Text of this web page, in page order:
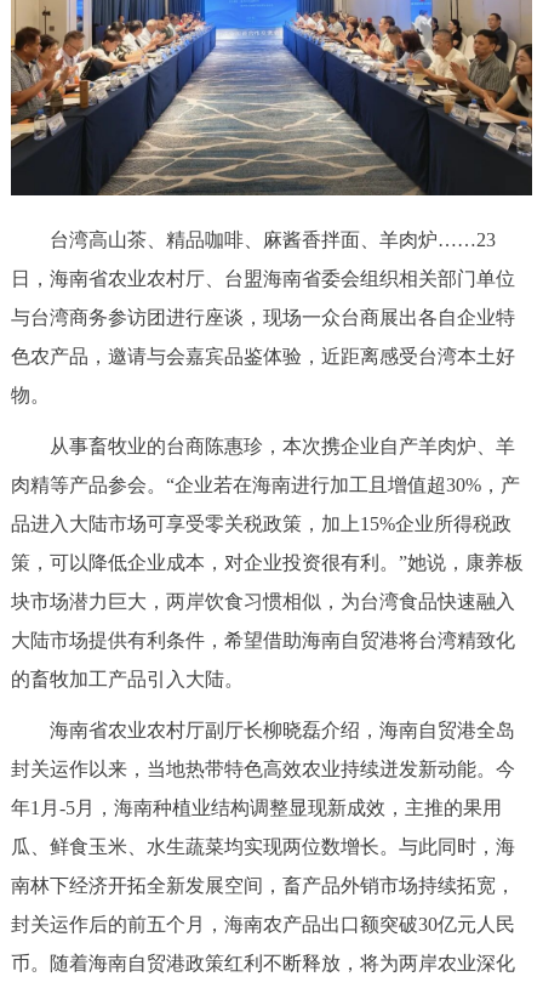
台湾高山茶、精品咖啡、麻酱香拌面、羊肉炉……23
日，海南省农业农村厅、台盟海南省委会组织相关部门单位
与台湾商务参访团进行座谈，现场一众台商展出各自企业特
色农产品，邀请与会嘉宾品鉴体验，近距离感受台湾本土好
物。
从事畜牧业的台商陈惠珍，本次携企业自产羊肉炉、羊
肉精等产品参会。“企业若在海南进行加工且增值超30%，产
品进入大陆市场可享受零关税政策，加上15%企业所得税政
策，可以降低企业成本，对企业投资很有利。”她说，康养板
块市场潜力巨大，两岸饮食习惯相似，为台湾食品快速融入
大陆市场提供有利条件，希望借助海南自贸港将台湾精致化
的畜牧加工产品引入大陆。
海南省农业农村厅副厅长柳晓磊介绍，海南自贸港全岛
封关运作以来，当地热带特色高效农业持续迸发新动能。今
年1月-5月，海南种植业结构调整显现新成效，主推的果用
瓜、鲜食玉米、水生蔬菜均实现两位数增长。与此同时，海
南林下经济开拓全新发展空间，畜产品外销市场持续拓宽，
封关运作后的前五个月，海南农产品出口额突破30亿元人民
币。随着海南自贸港政策红利不断释放，将为两岸农业深化